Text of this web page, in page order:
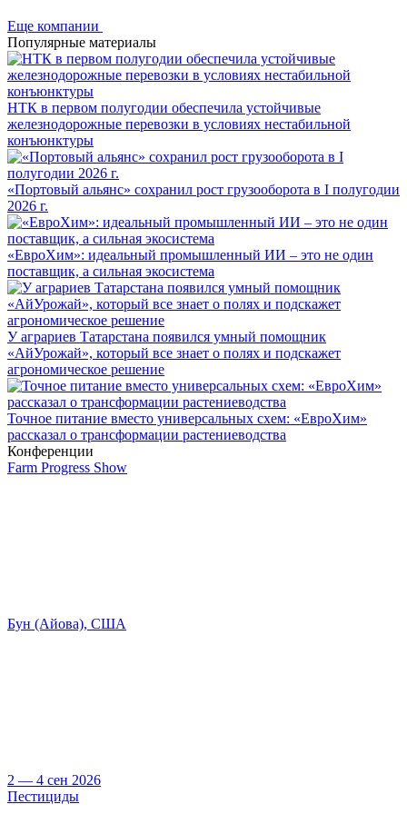
Еще компании
Популярные материалы
НТК в первом полугодии обеспечила устойчивые
железнодорожные перевозки в условиях нестабильной
конъюнктуры
«Портовый альянс» сохранил рост грузооборота в I полугодии
2026 г.
«ЕвроХим»: идеальный промышленный ИИ – это не один
поставщик, а сильная экосистема
У аграриев Татарстана появился умный помощник
«АйУрожай», который все знает о полях и подскажет
агрономическое решение
Точное питание вместо универсальных схем: «ЕвроХим»
рассказал о трансформации растениеводства
Конференции
Farm Progress Show
Бун (Айова), США
2 — 4 сен 2026
Пестициды